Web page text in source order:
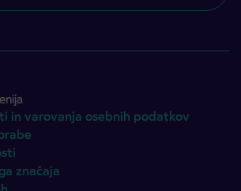
in varovanja osebnih podatkov
značaja